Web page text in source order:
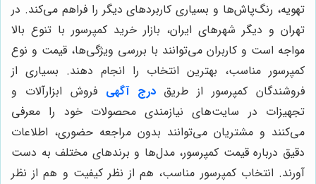
تهویه، رنگ‌پاش‌ها و بسیاری کاربردهای دیگر را فراهم می‌کند. در
تهران و دیگر شهرهای ایران، بازار خرید کمپرسور با تنوع بالا
مواجه است و کاربران می‌توانند با بررسی ویژگی‌ها، قیمت و نوع
کمپرسور مناسب، بهترین انتخاب را انجام دهند. بسیاری از
فروشندگان کمپرسور از طریقدرج آگهی فروش ابزارآلات و
تجهیزات در سایت‌های نیازمندی محصولات خود را معرفی
می‌کنند و مشتریان می‌توانند بدون مراجعه حضوری، اطلاعات
دقیق درباره قیمت کمپرسور، مدل‌ها و برندهای مختلف به دست
آورند. انتخاب کمپرسور مناسب، هم از نظر کیفیت و هم از نظر